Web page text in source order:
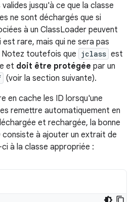
jusqu'à ce que la classe
ne sont déchargés que si
à un ClassLoader peuvent
rare, mais qui ne sera pas
Notez toutefois que jclass est
et doit être protégée par un
(voir la section suivante).
en cache les ID lorsqu'une
remettre automatiquement en
et rechargée, la bonne
à ajouter un extrait de
à la classe appropriée :